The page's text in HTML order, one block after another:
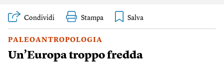
Condividi Stampa
PALEOANTROPOLOGIA
Un’Europa troppo fredda